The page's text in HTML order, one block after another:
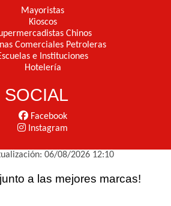
Mayoristas
Kioscos
Chinos
Comerciales Petroleras
e Instituciones
Hotelería
SOCIAL
Facebook
Instagram
06/08/2026 12:10
a las mejores marcas!